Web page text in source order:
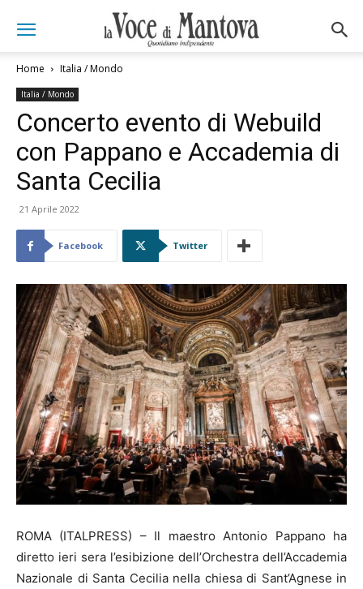
Home Italia / Mondo
Italia / Mondo
Concerto evento di Webuild
con Pappano e Accademia di
Santa Cecilia
21 Aprile 2022
Facebook Twitter
ROMA (ITALPRESS) – Il maestro Antonio Pappano ha
diretto ieri sera l’esibizione dell’Orchestra dell’Accademia
Nazionale di Santa Cecilia nella chiesa di Sant’Agnese in